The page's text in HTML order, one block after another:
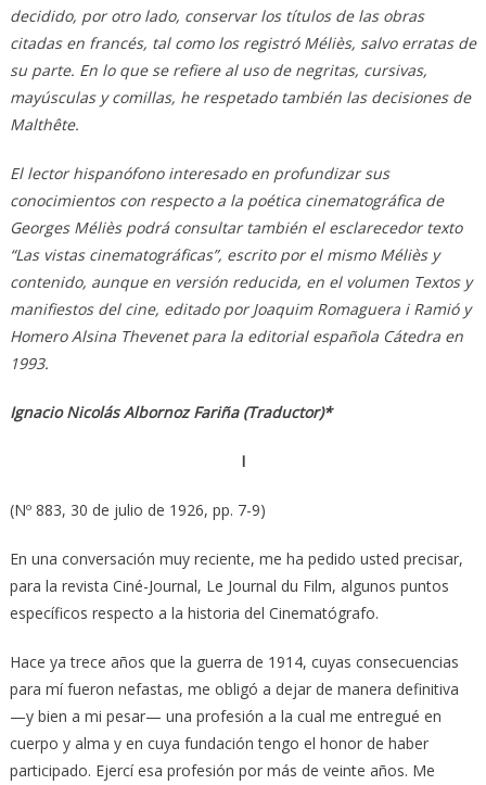
decidido, por otro lado, conservar los títulos de las obras
citadas en francés, tal como los registró Méliès, salvo erratas de
su parte. En lo que se refiere al uso de negritas, cursivas,
mayúsculas y comillas, he respetado también las decisiones de
Malthête.
El lector hispanófono interesado en profundizar sus
conocimientos con respecto a la poética cinematográfica de
Georges Méliès podrá consultar también el esclarecedor texto
“Las vistas cinematográficas”, escrito por el mismo Méliès y
contenido, aunque en versión reducida, en el volumen Textos y
manifiestos del cine, editado por Joaquim Romaguera i Ramió y
Homero Alsina Thevenet para la editorial española Cátedra en
1993.
Ignacio Nicolás Albornoz Fariña (Traductor)*
I
(Nº 883, 30 de julio de 1926, pp. 7-9)
En una conversación muy reciente, me ha pedido usted precisar,
para la revista Ciné-Journal, Le Journal du Film, algunos puntos
específicos respecto a la historia del Cinematógrafo.
Hace ya trece años que la guerra de 1914, cuyas consecuencias
para mí fueron nefastas, me obligó a dejar de manera definitiva
—y bien a mi pesar— una profesión a la cual me entregué en
cuerpo y alma y en cuya fundación tengo el honor de haber
participado. Ejercí esa profesión por más de veinte años. Me